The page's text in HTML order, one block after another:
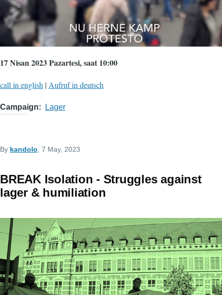
17 Nisan 2023 Pazartesi, saat 10:00
call in english |Aufruf in deutsch
Campaign Lager
By kandolo, 7 May, 2023
BREAK Isolation - Struggles against
lager & humiliation